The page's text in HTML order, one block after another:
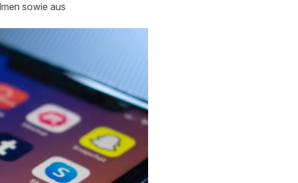
sowie aus